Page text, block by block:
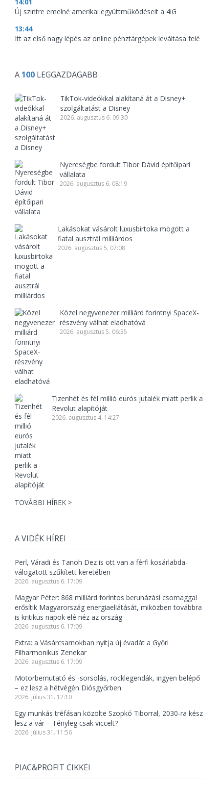
Új szintre emelné amerikai együttműködéseit a 4iG
13:44
Itt az első nagy lépés az online pénztárgépek leváltása felé
A 100 LEGGAZDAGABB
TikTok-videókkal alakítaná át a Disney+
szolgáltatást a Disney
2026. augusztus 6. 09:30
Nyereségbe fordult Tibor Dávid építőipari
vállalata
2026. augusztus 6. 08:19
Lakásokat vásárolt luxusbirtoka mögött a
fiatal ausztrál milliárdos
2026. augusztus 5. 07:08
Közel negyvenezer milliárd forintnyi SpaceX-
részvény válhat eladhatóvá
2026. augusztus 5. 06:35
Tizenhét és fél millió eurós jutalék miatt perlik a
Revolut alapítóját
2026. augusztus 4. 14:27
TOVÁBBI HÍREK >
A VIDÉK HÍREI
Perl, Váradi és Tanoh Dez is ott van a férfi kosárlabda-
válogatott szűkített keretében
2026. augusztus 6. 17:09
Magyar Péter: 868 milliárd forintos beruházási csomaggal
erősítik Magyarország energiaellátását, miközben továbbra
is kritikus napok elé néz az ország
2026. augusztus 6. 17:09
Extra: a Vásárcsarnokban nyitja új évadát a Győri
Filharmonikus Zenekar
2026. augusztus 6. 17:09
Motorbemutató és -sorsolás, rocklegendák, ingyen belépő
– ez lesz a hétvégén Diósgyőrben
2026. július 31. 12:10
Egy munkás tréfásan közölte Szopkó Tiborral, 2030-ra kész
lesz a vár – Tényleg csak viccelt?
2026. július 31. 11:56
PIAC&PROFIT CIKKEI